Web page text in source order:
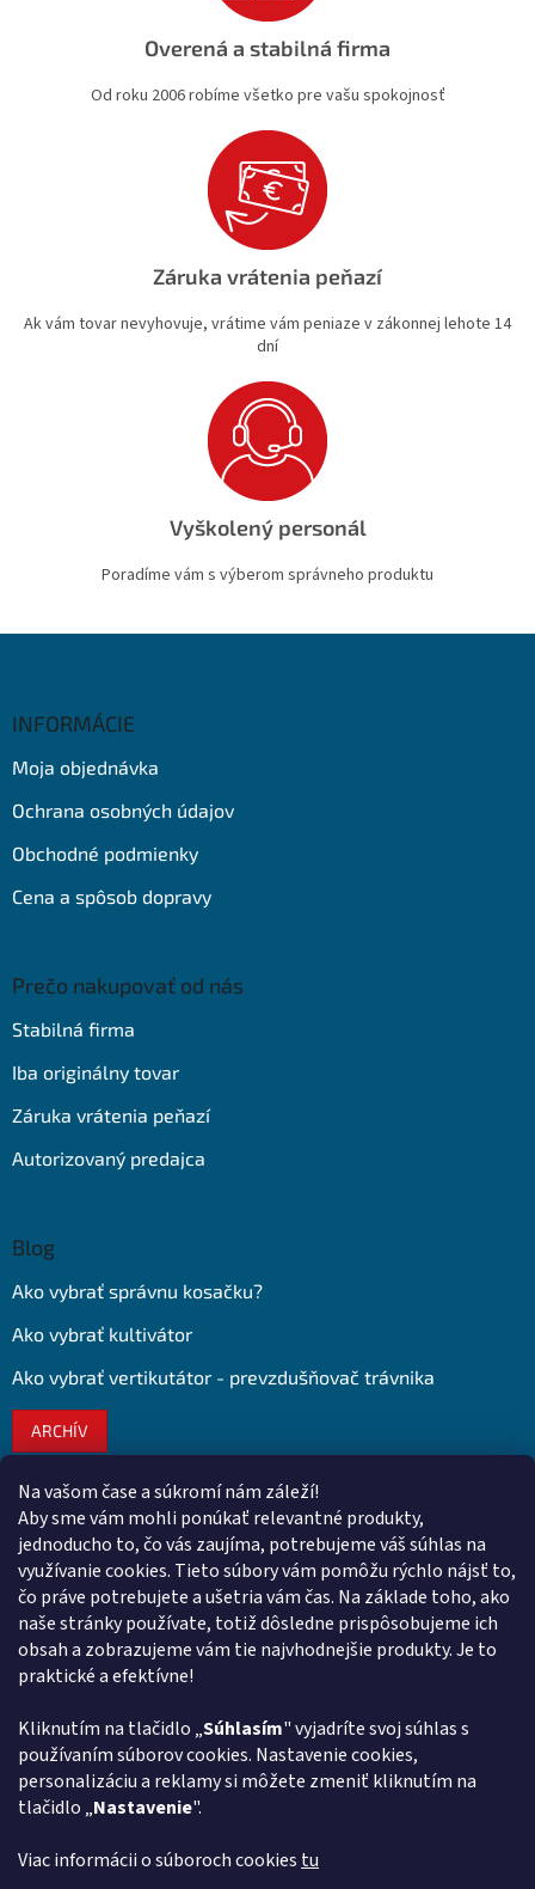
Na vašom čase a súkromí nám záleží!
Aby sme vám mohli ponúkať relevantné produkty,
jednoducho to, čo vás zaujíma, potrebujeme váš súhlas na
využívanie cookies. Tieto súbory vám pomôžu rýchlo nájsť to,
čo práve potrebujete a ušetria vám čas. Na základe toho, ako
naše stránky používate, totiž dôsledne prispôsobujeme ich
obsah a zobrazujeme vám tie najvhodnejšie produkty. Je to
praktické a efektívne!
Kliknutím na tlačidlo „Súhlasím" vyjadríte svoj súhlas s
používaním súborov cookies. Nastavenie cookies,
personalizáciu a reklamy si môžete zmeniť kliknutím na
tlačidlo „Nastavenie".
Viac informácii o súboroch cookies tu
Overená a stabilná firma
Od roku 2006 robíme všetko pre vašu spokojnosť
Záruka vrátenia peňazí
Ak vám tovar nevyhovuje, vrátime vám peniaze v zákonnej lehote 14
dní
Vyškolený personál
Poradíme vám s výberom správneho produktu
INFORMÁCIE
Moja objednávka
Ochrana osobných údajov
Obchodné podmienky
Cena a spôsob dopravy
Prečo nakupovať od nás
Stabilná firma
Iba originálny tovar
Záruka vrátenia peňazí
Autorizovaný predajca
Blog
Ako vybrať správnu kosačku?
Ako vybrať kultivátor
Ako vybrať vertikutátor - prevzdušňovač trávnika
ARCHÍV
Kontakt
obchod@ euroshopy.sk
0911 931 019
0911 931 019
Facebook Euroshopy
Prijímame online platby